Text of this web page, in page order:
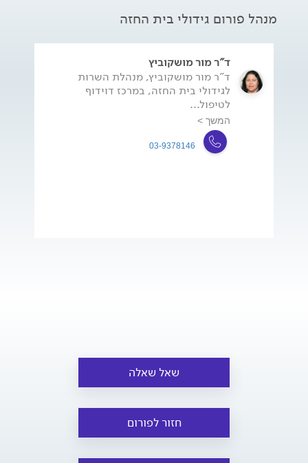
מנהל פורום גידולי בית החזה
ד"ר מור מושקוביץ
ד"ר מור מושקוביץ, מנהלת השרות
לגידולי בית החזה, במרכז דוידוף
לטיפול...
המשך >
03-9378146
שאל שאלה
חזור לפורום